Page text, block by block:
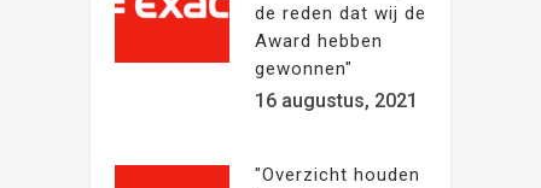
de reden dat wij de
Award hebben
gewonnen"
16 augustus, 2021
"Overzicht houden